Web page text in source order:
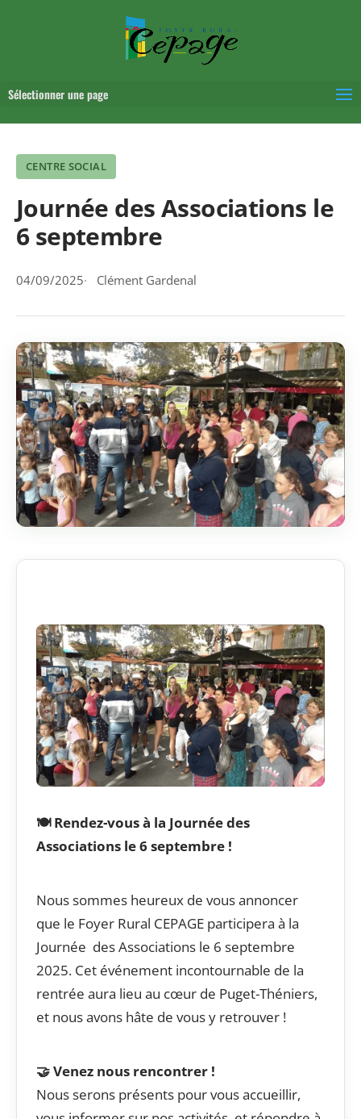
Sélectionner une page
CENTRE SOCIAL
Journée des Associations le
6 septembre
04/09/2025 Clément Gardenal
🍽️ Rendez-vous à la Journée des
Associations le 6 septembre !
Nous sommes heureux de vous annoncer
que le Foyer Rural CEPAGE participera à la
Journée des Associations le 6 septembre
2025. Cet événement incontournable de la
rentrée aura lieu au cœur de Puget-Théniers,
et nous avons hâte de vous y retrouver !
🤝 Venez nous rencontrer !
Nous serons présents pour vous accueillir,